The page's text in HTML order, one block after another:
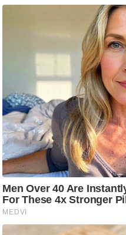
g
इ
फ
स्टा
इ
ल
टे
क्नॉ
लॉ
जी